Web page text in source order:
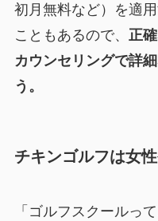
初月無料など）を適
こともあるので、 正
カウンセリングで詳
う。
チキンゴルフは女
「ゴルフスクールっ